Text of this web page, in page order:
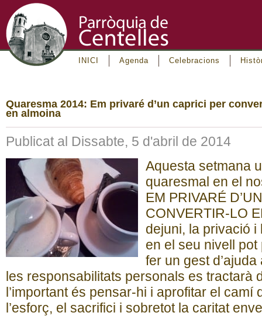
INICI Agenda Celebracions
Quaresma 2014: Em privaré d’un caprici per
en almoina
Publicat al Dissabte, 5 d'abril de 2014
Aquesta setmana
quaresmal en el
EM PRIVARÉ
CONVERTIR-LO
dejuni, la privació i
en el seu nivell pot
fer un gest d’ajuda
les responsabilitats personals es tractarà
l’important és pensar-hi i aprofitar el camí
l’esforç, el sacrifici i sobretot la caritat